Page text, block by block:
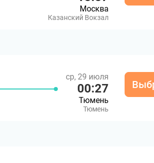
Москва
Казанский Вокзал
ср, 29 июля
00:27
Тюмень
Тюмень